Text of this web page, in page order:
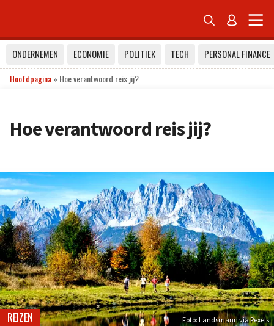
 
ONDERNEMEN ECONOMIE POLITIEK TECH
PERSONAL FINANCE
Hoofdpagina» Hoe verantwoord reis jij?
Hoe verantwoord reis jij?
Foto: Landsmann via Pexels
REIZEN